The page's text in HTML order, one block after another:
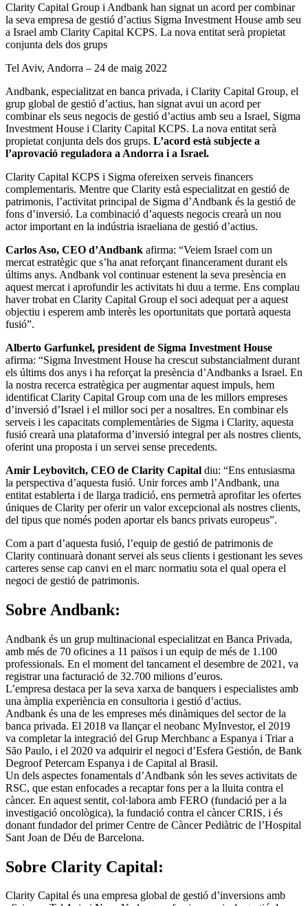
Clarity Capital Group i Andbank han signat un acord per combinar
la seva empresa de gestió d’actius Sigma Investment House amb seu
a Israel amb Clarity Capital KCPS. La nova entitat serà propietat
conjunta dels dos grups
Tel Aviv, Andorra – 24 de maig 2022
Andbank, especialitzat en banca privada, i Clarity Capital Group, el
grup global de gestió d’actius, han signat avui un acord per
combinar els seus negocis de gestió d’actius amb seu a Israel, Sigma
Investment House i Clarity Capital KCPS. La nova entitat serà
propietat conjunta dels dos grups. L’acord està subjecte a
l’aprovació reguladora a Andorra i a Israel.
Clarity Capital KCPS i Sigma ofereixen serveis financers
complementaris. Mentre que Clarity està especialitzat en gestió de
patrimonis, l’activitat principal de Sigma d’Andbank és la gestió de
fons d’inversió. La combinació d’aquests negocis crearà un nou
actor important en la indústria israeliana de gestió d’actius.
Carlos Aso, CEO d’Andbank afirma: “Veiem Israel com un
mercat estratègic que s’ha anat reforçant financerament durant els
últims anys. Andbank vol continuar estenent la seva presència en
aquest mercat i aprofundir les activitats hi duu a terme. Ens complau
haver trobat en Clarity Capital Group el soci adequat per a aquest
objectiu i esperem amb interès les oportunitats que portarà aquesta
fusió”.
Alberto Garfunkel, president de Sigma Investment House
afirma: “Sigma Investment House ha crescut substancialment durant
els últims dos anys i ha reforçat la presència d’Andbanks a Israel. En
la nostra recerca estratègica per augmentar aquest impuls, hem
identificat Clarity Capital Group com una de les millors empreses
d’inversió d’Israel i el millor soci per a nosaltres. En combinar els
serveis i les capacitats complementàries de Sigma i Clarity, aquesta
fusió crearà una plataforma d’inversió integral per als nostres clients,
oferint una proposta i un servei sense precedents.
Amir Leybovitch, CEO de Clarity Capital diu: “Ens entusiasma
la perspectiva d’aquesta fusió. Unir forces amb l’Andbank, una
entitat establerta i de llarga tradició, ens permetrà aprofitar les ofertes
úniques de Clarity per oferir un valor excepcional als nostres clients,
del tipus que només poden aportar els bancs privats europeus”.
Com a part d’aquesta fusió, l’equip de gestió de patrimonis de
Clarity continuarà donant servei als seus clients i gestionant les seves
carteres sense cap canvi en el marc normatiu sota el qual opera el
negoci de gestió de patrimonis.
Sobre Andbank:
Andbank és un grup multinacional especialitzat en Banca Privada,
amb més de 70 oficines a 11 països i un equip de més de 1.100
professionals. En el moment del tancament el desembre de 2021, va
registrar una facturació de 32.700 milions d’euros.
L’empresa destaca per la seva xarxa de banquers i especialistes amb
una àmplia experiència en consultoria i gestió d’actius.
Andbank és una de les empreses més dinàmiques del sector de la
banca privada. El 2018 va llançar el neobanc MyInvestor, el 2019
va completar la integració del Grup Merchbanc a Espanya i Triar a
São Paulo, i el 2020 va adquirir el negoci d’Esfera Gestión, de Bank
Degroof Petercam Espanya i de Capital al Brasil.
Un dels aspectes fonamentals d’Andbank són les seves activitats de
RSC, que estan enfocades a recaptar fons per a la lluita contra el
càncer. En aquest sentit, col·labora amb FERO (fundació per a la
investigació oncològica), la fundació contra el càncer CRIS, i és
donant fundador del primer Centre de Càncer Pediàtric de l’Hospital
Sant Joan de Déu de Barcelona.
Sobre Clarity Capital:
Clarity Capital és una empresa global de gestió d’inversions amb